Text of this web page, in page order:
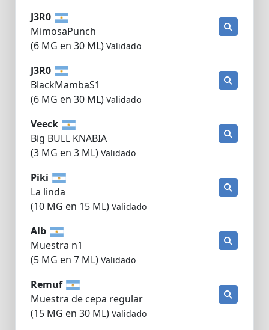
J3R0
MimosaPunch
(6 MG en 30 ML)Validado
J3R0
BlackMambaS1
(6 MG en 30 ML)Validado
Veeck
Big BULL KNABIA
(3 MG en 3 ML)Validado
Piki
La linda
(10 MG en 15 ML)Validado
Alb
Muestra n1
(5 MG en 7 ML)Validado
Remuf
Muestra de cepa regular
(15 MG en 30 ML)Validado